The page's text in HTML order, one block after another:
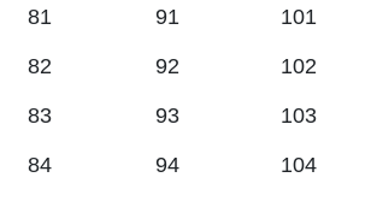
81 91 101
82 92 102
83 93 103
84 94 104